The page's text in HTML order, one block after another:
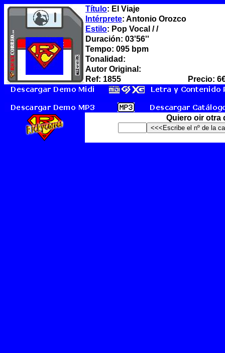
Título: El Viaje
Intérprete: Antonio Orozco
Estilo: Pop Vocal / /
Duración: 03'56''
Tempo: 095 bpm
Tonalidad:
Autor Original:
Ref: 1855
Precio:
Quiero oir otra